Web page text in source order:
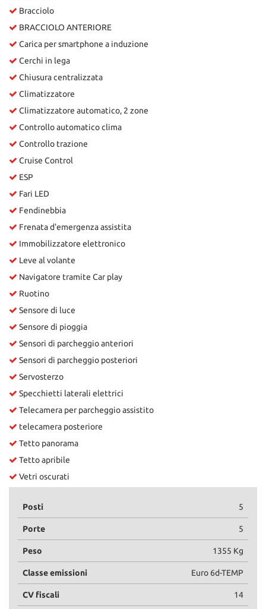
Bracciolo
BRACCIOLO ANTERIORE
Carica per smartphone a induzione
Cerchi in lega
Chiusura centralizzata
Climatizzatore
Climatizzatore automatico, 2 zone
Controllo automatico clima
Controllo trazione
Cruise Control
ESP
Fari LED
Fendinebbia
Frenata d'emergenza assistita
Immobilizzatore elettronico
Leve al volante
Navigatore tramite Car play
Ruotino
Sensore di luce
Sensore di pioggia
Sensori di parcheggio anteriori
Sensori di parcheggio posteriori
Servosterzo
Specchietti laterali elettrici
Telecamera per parcheggio assistito
telecamera posteriore
Tetto panorama
Tetto apribile
Vetri oscurati
Posti 5
Porte 5
Peso 1355 Kg
Classe emissioni Euro 6d-TEMP
CV fiscali 14